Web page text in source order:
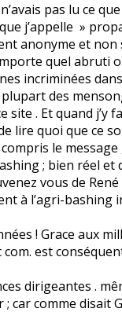
pas lu ce
j’appelle »
anonyme et non
quel abruti
incriminées
plupart des
site . Et quand j’y
lire quoi que ce
compris le
; bien réel et
vous de
à l’agri-bashing
! Grace aux
est
dirigeantes .
car comme disait